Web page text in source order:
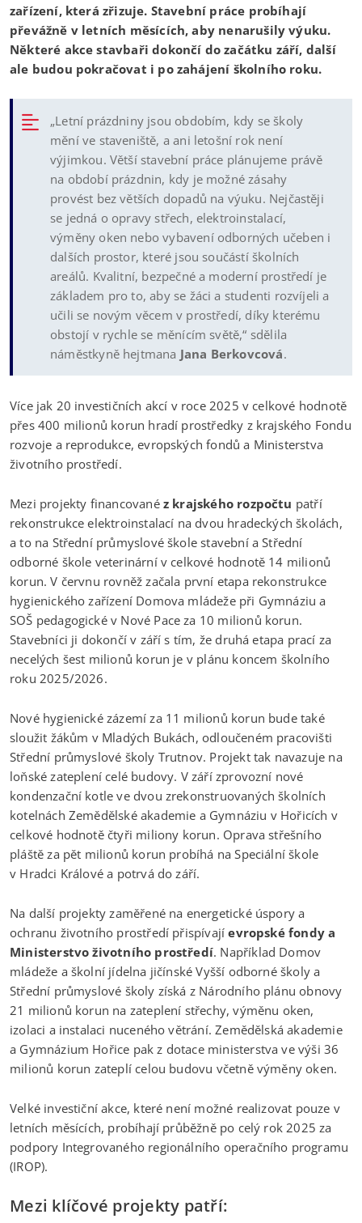
zařízení, která zřizuje. Stavební práce probíhají
převážně v letních měsících, aby nenarušily výuku.
Některé akce stavbaři dokončí do začátku září, další
ale budou pokračovat i po zahájení školního roku.
„Letní prázdniny jsou obdobím, kdy se školy
mění ve staveniště, a ani letošní rok není
výjimkou. Větší stavební práce plánujeme právě
na období prázdnin, kdy je možné zásahy
provést bez větších dopadů na výuku. Nejčastěji
se jedná o opravy střech, elektroinstalací,
výměny oken nebo vybavení odborných učeben i
dalších prostor, které jsou součástí školních
areálů. Kvalitní, bezpečné a moderní prostředí je
základem pro to, aby se žáci a studenti rozvíjeli a
učili se novým věcem v prostředí, díky kterému
obstojí v rychle se měnícím světě,“ sdělila
náměstkyně hejtmana Jana Berkovcová.
Více jak 20 investičních akcí v roce 2025 v celkové hodnotě
přes 400 milionů korun hradí prostředky z krajského Fondu
rozvoje a reprodukce, evropských fondů a Ministerstva
životního prostředí.
Mezi projekty financované z krajského rozpočtu patří
rekonstrukce elektroinstalací na dvou hradeckých školách,
a to na Střední průmyslové škole stavební a Střední
odborné škole veterinární v celkové hodnotě 14 milionů
korun. V červnu rovněž začala první etapa rekonstrukce
hygienického zařízení Domova mládeže při Gymnáziu a
SOŠ pedagogické v Nové Pace za 10 milionů korun.
Stavebníci ji dokončí v září s tím, že druhá etapa prací za
necelých šest milionů korun je v plánu koncem školního
roku 2025/2026.
Nové hygienické zázemí za 11 milionů korun bude také
sloužit žákům v Mladých Bukách, odloučeném pracovišti
Střední průmyslové školy Trutnov. Projekt tak navazuje na
loňské zateplení celé budovy. V září zprovozní nové
kondenzační kotle ve dvou zrekonstruovaných školních
kotelnách Zemědělské akademie a Gymnáziu v Hořicích v
celkové hodnotě čtyři miliony korun. Oprava střešního
pláště za pět milionů korun probíhá na Speciální škole
v Hradci Králové a potrvá do září.
Na další projekty zaměřené na energetické úspory a
ochranu životního prostředí přispívajíevropské fondy a
Ministerstvo životního prostředí. Například Domov
mládeže a školní jídelna jičínské Vyšší odborné školy a
Střední průmyslové školy získá z Národního plánu obnovy
21 milionů korun na zateplení střechy, výměnu oken,
izolaci a instalaci nuceného větrání. Zemědělská akademie
a Gymnázium Hořice pak z dotace ministerstva ve výši 36
milionů korun zateplí celou budovu včetně výměny oken.
Velké investiční akce, které není možné realizovat pouze v
letních měsících, probíhají průběžně po celý rok 2025 za
podpory Integrovaného regionálního operačního programu
(IROP).
Mezi klíčové projekty patří: